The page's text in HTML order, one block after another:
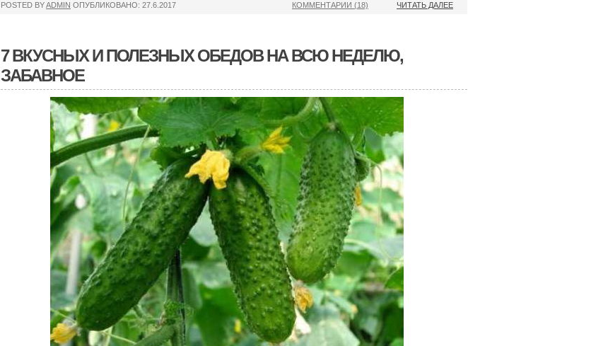
POSTED BYADMIN ОПУБЛИКОВАНО: 27.6.2017 ЧИТАТЬ ДАЛЕЕ
КОММЕНТАРИИ (18)
7 ВКУСНЫХ И ПОЛЕЗНЫХ ОБЕДОВ НА ВСЮ НЕДЕЛЮ,
ЗАБАВНОЕ